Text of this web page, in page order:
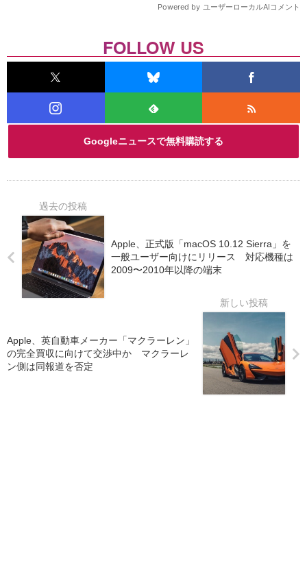
Googleニュースで無料購読する
FOLLOW US
Apple、正式版「macOS 10.12 Sierra」を
一般ユーザー向けにリリース 対応機種は
2009〜2010年以降の端末
Apple、英自動車メーカー「マクラーレン」
の完全買収に向けて交渉中か マクラーレ
ン側は同報道を否定